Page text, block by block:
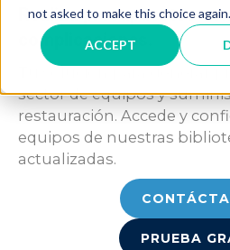
not asked to make this choice again.
ACCEPT
Realiza presupuestos
complicaciones.
Tu solución para generar
sector de equipos y
restauración. Accede y
equipos de nuestras
actualizadas.
PRUEBA